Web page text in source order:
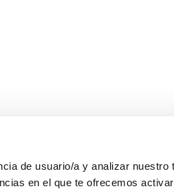
de usuario/a y analizar nuestro
en el que te ofrecemos